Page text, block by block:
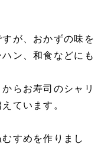
が、おかずの味を
ン、和食などにも
らお寿司のシャリ
ています。
すめを作りまし